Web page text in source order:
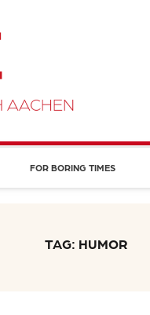
FOR BORING TIMES
TAG: HUMOR